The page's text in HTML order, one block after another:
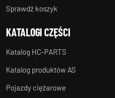
Sprawdź koszyk
KATALOGI CZĘŚCI
Katalog HC-PARTS
Katalog produktów AS
Pojazdy ciężarowe